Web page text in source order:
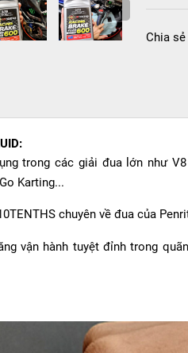
Chia sẻ
trong các giải đua lớn như V8
Karting...
chuyên về đua của
vận hành tuyệt đỉnh trong